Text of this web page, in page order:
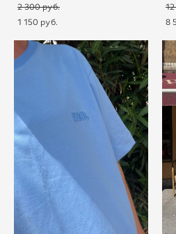
2 300 pуб.
1 150 pуб.
8